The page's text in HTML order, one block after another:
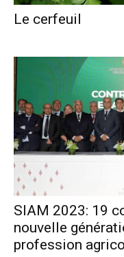
Le cerfeuil
SIAM 2023: 19
nouvelle
profession